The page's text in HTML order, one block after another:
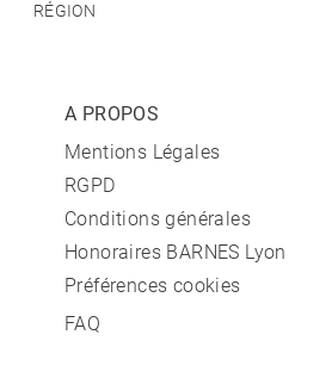
RÉGION
A PROPOS
Mentions Légales
RGPD
Conditions générales
Honoraires BARNES Lyon
Préférences cookies
FAQ